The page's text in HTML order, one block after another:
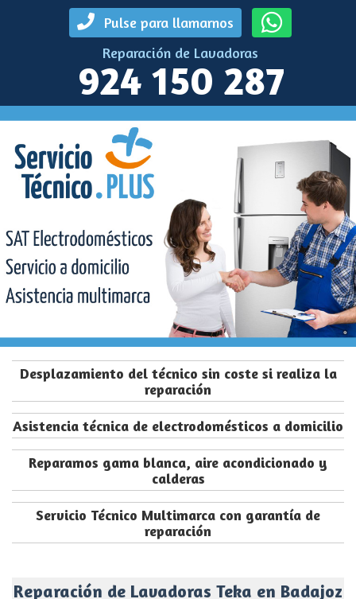
Pulse para llamarnos
Reparación de Lavadoras
924 150 287
Desplazamiento del técnico sin coste si realiza la
reparación
Asistencia técnica de electrodomésticos a domicilio
Reparamos gama blanca, aire acondicionado y
calderas
Servicio Técnico Multimarca con garantía de
reparación
Reparación de Lavadoras Teka en Badajoz